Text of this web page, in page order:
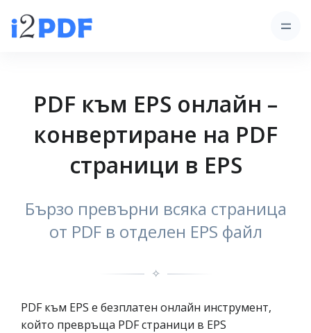
PDF към EPS онлайн –
конвертиране на PDF
страници в EPS
Бързо превърни всяка страница
от PDF в отделен EPS файл
✧
PDF към EPS е безплатен онлайн инструмент,
който превръща PDF страници в EPS